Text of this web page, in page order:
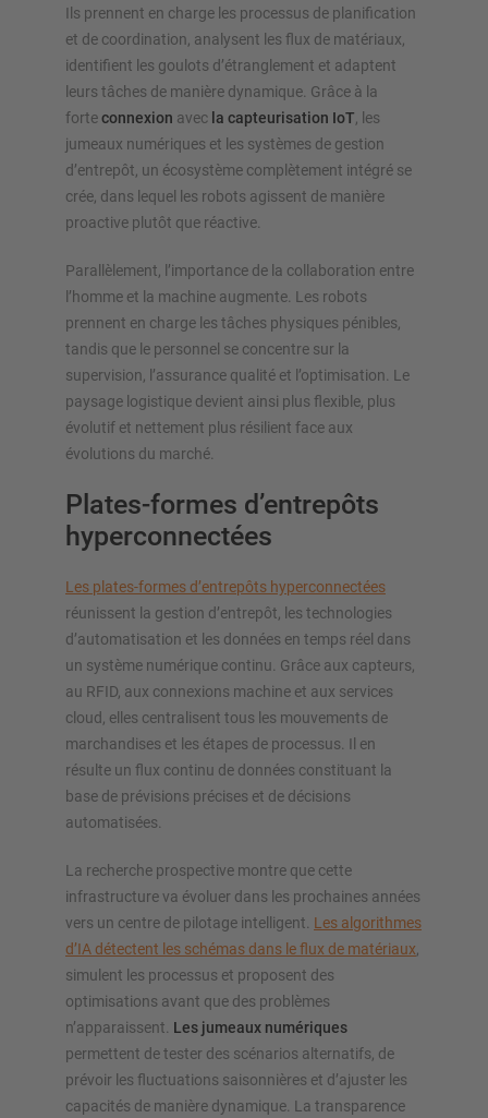
Ils prennent en charge les processus de planification
et de coordination, analysent les flux de matériaux,
identifient les goulots d’étranglement et adaptent
leurs tâches de manière dynamique. Grâce à la
forteconnexion avec la capteurisation IoT , les
jumeaux numériques et les systèmes de gestion
d’entrepôt, un écosystème complètement intégré se
crée, dans lequel les robots agissent de manière
proactive plutôt que réactive.
Parallèlement, l’importance de la collaboration entre
l’homme et la machine augmente. Les robots
prennent en charge les tâches physiques pénibles,
tandis que le personnel se concentre sur la
supervision, l’assurance qualité et l’optimisation. Le
paysage logistique devient ainsi plus flexible, plus
évolutif et nettement plus résilient face aux
évolutions du marché.
Plates-formes d’entrepôts
hyperconnectées
Les plates-formes d’entrepôts hyperconnectées
réunissent la gestion d’entrepôt, les technologies
d’automatisation et les données en temps réel dans
un système numérique continu. Grâce aux capteurs,
au RFID, aux connexions machine et aux services
cloud, elles centralisent tous les mouvements de
marchandises et les étapes de processus. Il en
résulte un flux continu de données constituant la
base de prévisions précises et de décisions
automatisées.
La recherche prospective montre que cette
infrastructure va évoluer dans les prochaines années
vers un centre de pilotage intelligent. Les algorithmes
d’IA détectent les schémas dans le flux de matériaux
simulent les processus et proposent des
optimisations avant que des problèmes
n’apparaissent. Les jumeaux numériques
permettent de tester des scénarios alternatifs, de
prévoir les fluctuations saisonnières et d’ajuster les
capacités de manière dynamique. La transparence